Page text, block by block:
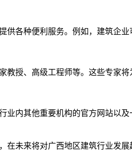
供各种便利服务。例如，建筑企
教授、高级工程师等。这些专家
业内其他重要机构的官方网站以
在未来将对广西地区建筑行业发